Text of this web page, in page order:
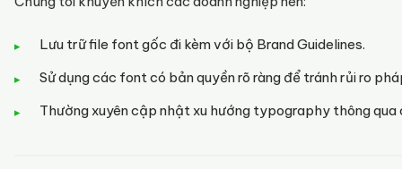
Lưu trữ file font gốc đi kèm với bộ Brand Guidelines.
Sử dụng các font có bản quyền rõ ràng để tránh rủi ro
Thường xuyên cập nhật xu hướng typography thông qua